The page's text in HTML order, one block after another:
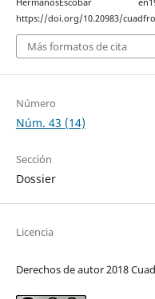
https://doi.org/10.20983/
Más formatos de cita
Número
Núm. 43 (14)
Sección
Dossier
Licencia
Derechos de autor 2018